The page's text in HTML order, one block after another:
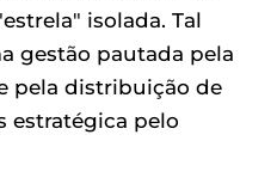
isolada. Tal
gestão pautada pela
pela distribuição de
estratégica pelo